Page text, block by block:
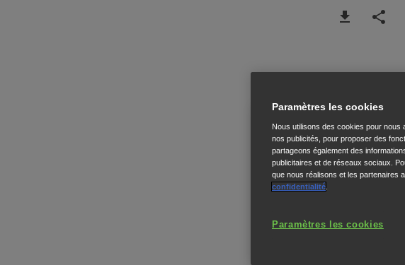
Paramètres les cookies
Nous utilisons des cookies pour nous
nos publicités, pour proposer des
partageons également des
publicitaires et de réseaux sociaux.
que nous réalisons et les partenaires
confidentialité
Paramètres les cookies